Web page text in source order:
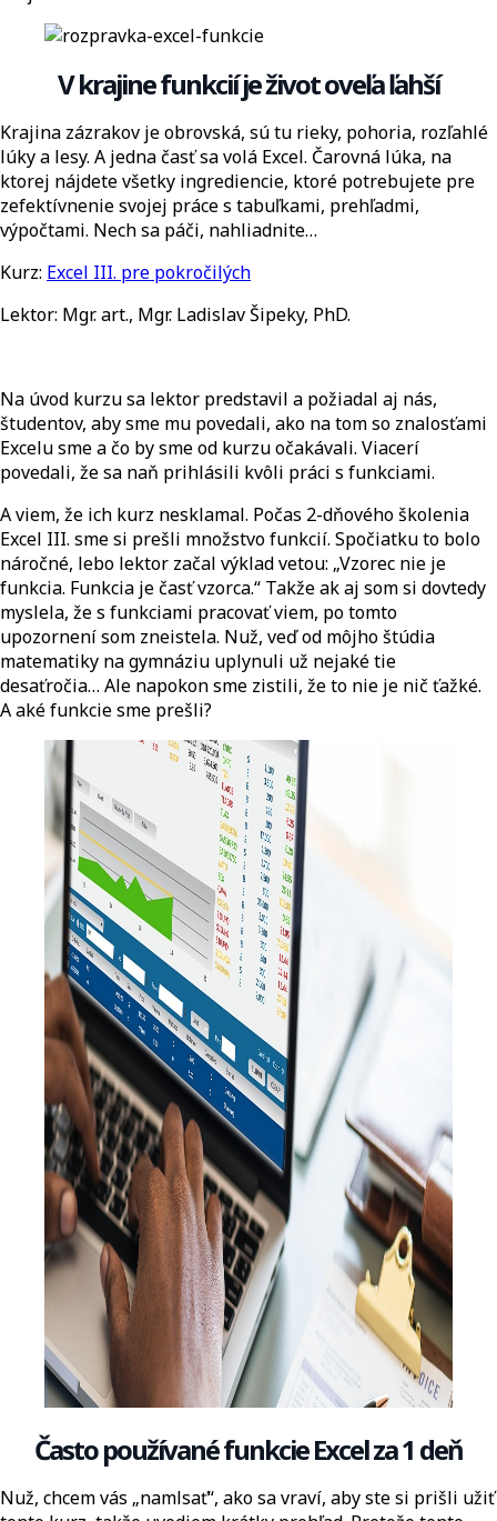
V krajine funkcií je život oveľa ľahší
Krajina zázrakov je obrovská, sú tu rieky, pohoria, rozľahlé
lúky a lesy. A jedna časť sa volá Excel. Čarovná lúka, na
ktorej nájdete všetky ingrediencie, ktoré potrebujete pre
zefektívnenie svojej práce s tabuľkami, prehľadmi,
výpočtami. Nech sa páči, nahliadnite…
Kurz: Excel III. pre pokročilých
Lektor: Mgr. art., Mgr. Ladislav Šipeky, PhD.
Na úvod kurzu sa lektor predstavil a požiadal aj nás,
študentov, aby sme mu povedali, ako na tom so znalosťami
Excelu sme a čo by sme od kurzu očakávali. Viacerí
povedali, že sa naň prihlásili kvôli práci s funkciami.
A viem, že ich kurz nesklamal. Počas 2-dňového školenia
Excel III. sme si prešli množstvo funkcií. Spočiatku to bolo
náročné, lebo lektor začal výklad vetou: „Vzorec nie je
funkcia. Funkcia je časť vzorca.“ Takže ak aj som si dovtedy
myslela, že s funkciami pracovať viem, po tomto
upozornení som zneistela. Nuž, veď od môjho štúdia
matematiky na gymnáziu uplynuli už nejaké tie
desaťročia… Ale napokon sme zistili, že to nie je nič ťažké.
A aké funkcie sme prešli?
Často používané funkcie Excel za 1 deň
Nuž, chcem vás „namlsať“, ako sa vraví, aby ste si prišli užiť